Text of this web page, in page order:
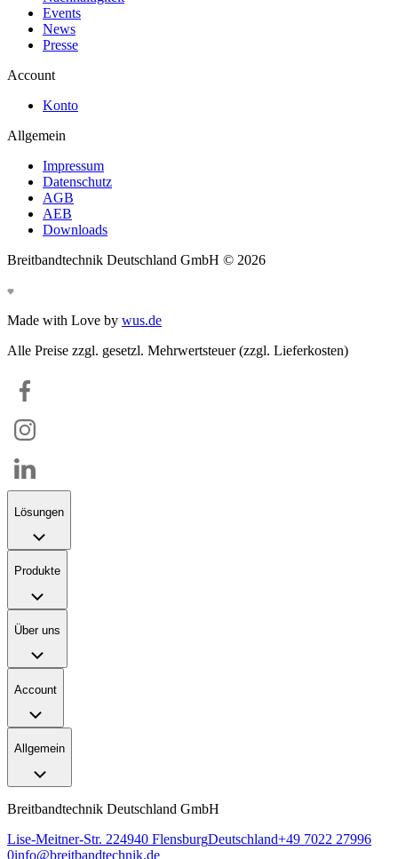
Events
News
Presse
Account
Konto
Allgemein
Impressum
Datenschutz
AGB
AEB
Downloads
Breitbandtechnik Deutschland GmbH © 2026
Made with Love by wus.de
Alle Preise zzgl. gesetzl. Mehrwertsteuer (zzgl. Lieferkosten)
Lösungen
Produkte
Über uns
Account
Allgemein
Breitbandtechnik Deutschland GmbH
Lise-Meitner-Str. 224940 FlensburgDeutschland+49 7022 27996
0info@breitbandtechnik.de